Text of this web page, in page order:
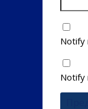
Notify
Notify